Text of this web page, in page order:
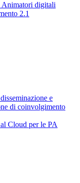
digitali
2.1
e
di coinvolgimento
Cloud per le PA